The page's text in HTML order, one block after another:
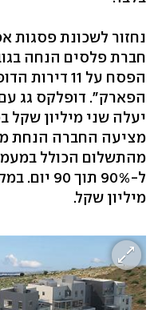
נחזור לשכונת פסגות
הפסח על 11
מהתשלום הכולל
מיליון שקל.